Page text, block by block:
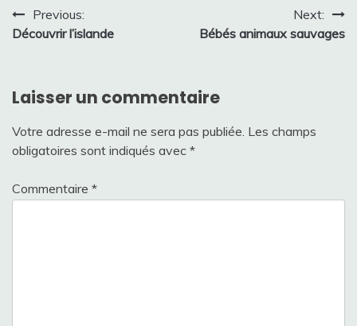
Navigation
de
Previous:
Découvrir l’islande
Next:
Bébés animaux sauvages
Laisser un commentaire
Votre adresse e-mail ne sera pas publiée. Les champs
obligatoires sont indiqués avec *
Commentaire *